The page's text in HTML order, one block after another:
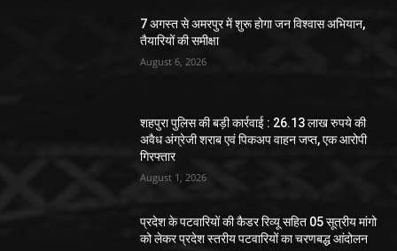
7 अगस्त से अमरपुर में शुरू होगा जन विश्वास अभियान,
तैयारियों की समीक्षा
August 6, 2026
शहपुरा पुलिस की बड़ी कार्रवाई : 26.13 लाख रुपये की
अवैध अंग्रेजी शराब एवं पिकअप वाहन जप्त, एक आरोपी
गिरफ्तार
August 1, 2026
प्रदेश के पटवारियों की कैडर रिव्यू सहित 05 सूत्रीय मांगो
को लेकर प्रदेश स्तरीय पटवारियों का चरणबद्ध आंदोलन